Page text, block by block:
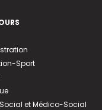
Sport
et Médico-Social